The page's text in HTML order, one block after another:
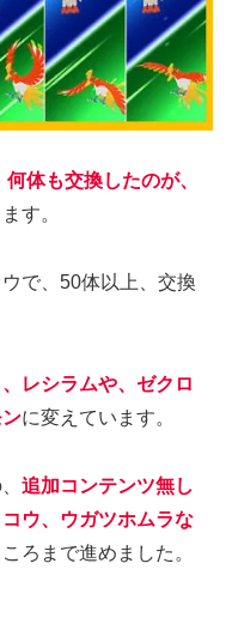
体も交換したのが、
す。
で、50体以上、交換
レシラムや、ゼクロ
に変えています。
追加コンテンツ無し
ウ、ウガツホムラな
ろまで進めました。